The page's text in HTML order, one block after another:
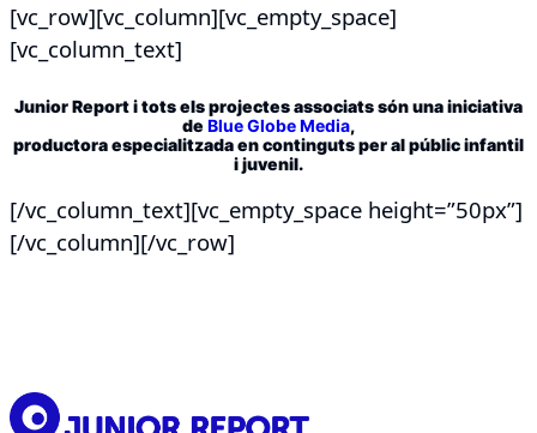
[vc_row][vc_column][vc_empty_space]
[vc_column_text]
Junior Report i tots els projectes associats són una iniciativa
de Blue Globe Media,
productora especialitzada en continguts per al públic infantil
i juvenil.
[/vc_column_text][vc_empty_space height=”50px”]
[/vc_column][/vc_row]